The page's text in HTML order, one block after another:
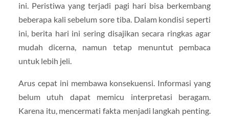
ini. Peristiwa yang terjadi pagi hari bisa berkembang
beberapa kali sebelum sore tiba. Dalam kondisi seperti
ini, berita hari ini sering disajikan secara ringkas agar
mudah dicerna, namun tetap menuntut pembaca
untuk lebih jeli.
Arus cepat ini membawa konsekuensi. Informasi yang
belum utuh dapat memicu interpretasi beragam.
Karena itu, mencermati fakta menjadi langkah penting.